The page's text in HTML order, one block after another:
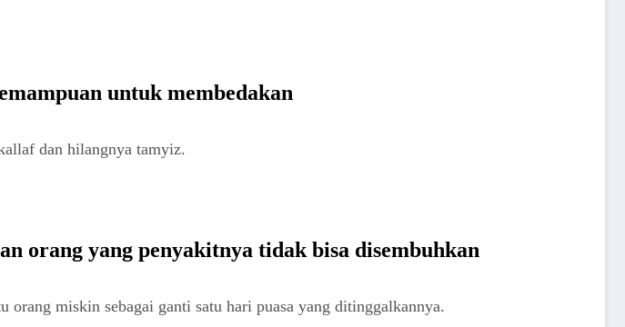
untuk membedakan
dan hilangnya tamyiz.
orang yang penyakitnya tidak bisa disembuhkan
miskin sebagai ganti satu hari puasa yang ditinggalkannya.